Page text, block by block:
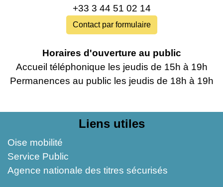
+33 3 44 51 02 14
Contact par formulaire
Horaires d'ouverture au public
Accueil téléphonique les jeudis de 15h à 19h
Permanences au public les jeudis de 18h à 19h‍‍
Liens utiles
Oise mobilité
Service Public
Agence nationale des titres sécurisés